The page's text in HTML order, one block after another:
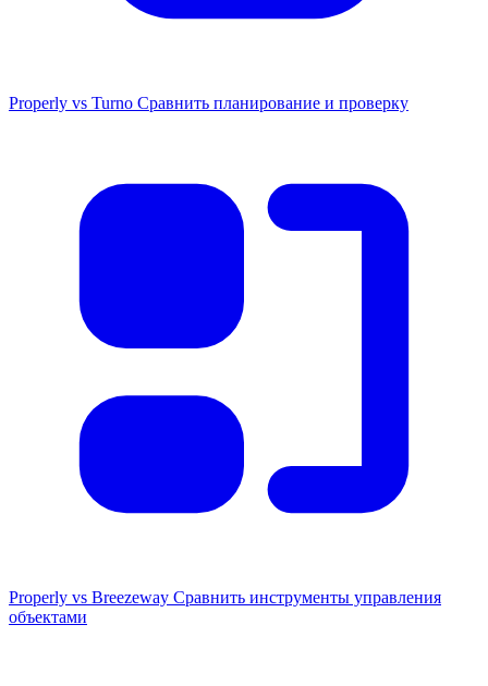
Properly vs Turno Сравнить планирование и проверку
Properly vs Breezeway Сравнить инструменты управления
объектами